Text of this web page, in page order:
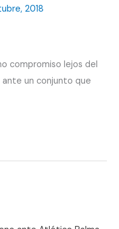
2018
compromiso lejos del
ante un conjunto que